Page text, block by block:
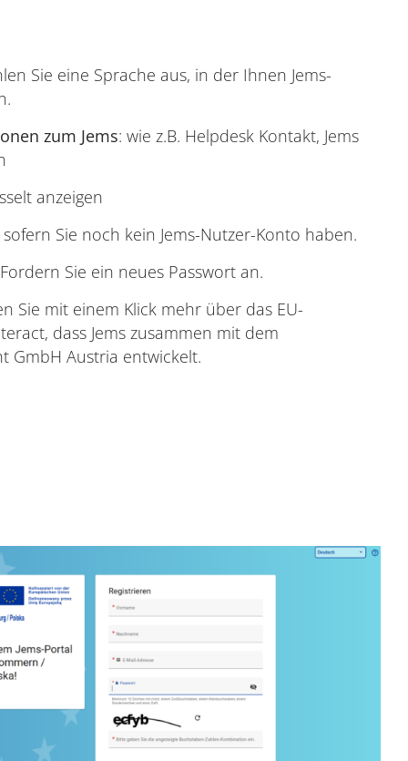
Sie eine Sprache aus, in der Ihnen Jems-
zum Jems: wie z.B. Helpdesk Kontakt, Jems
anzeigen
Sie noch kein Jems-Nutzer-Konto haben.
Sie ein neues Passwort an.
Sie mit einem Klick mehr über das EU-
dass Jems zusammen mit dem
GmbH Austria entwickelt.